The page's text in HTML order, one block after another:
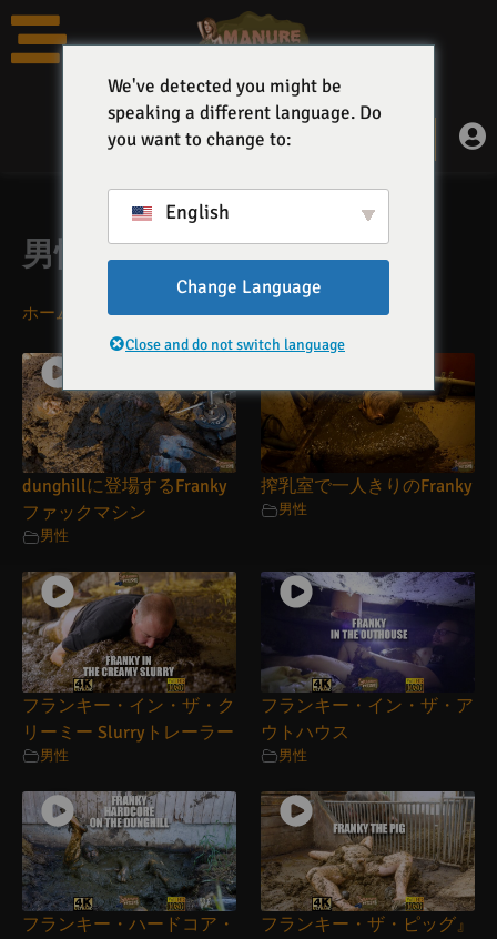
コ
テ
男性
ホーム ビデオ部門»男性
dunghillに登場するFranky
ファックマシン
男性
搾乳室で一人きりのFranky
男性
フランキー・イン・ザ・ク
リーミー Slurryトレーラー
男性
フランキー・イン・ザ・ア
ウトハウス
男性
フランキー・ハードコア・
フランキー・ザ・ピッグ』
We've detected you might be
speaking a different language. Do
you want to change to:
English
Change Language
Close and do not switch language